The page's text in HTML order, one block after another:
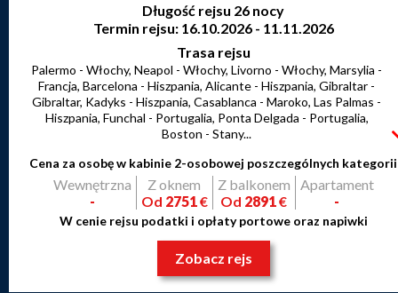
Długość rejsu 26 nocy
Termin rejsu: 16.10.2026 - 11.11.2026
Trasa rejsu
Palermo - Włochy, Neapol - Włochy, Livorno - Włochy, Marsylia -
Francja, Barcelona - Hiszpania, Alicante - Hiszpania, Gibraltar -
Gibraltar, Kadyks - Hiszpania, Casablanca - Maroko, Las Palmas -
Hiszpania, Funchal - Portugalia, Ponta Delgada - Portugalia,
Boston - Stany...
Cena za osobę w kabinie 2-osobowej poszczególnych kategorii
Wewnętrzna
-
Z oknem
Od 2751 €
Z balkonem
Od 2891 €
Apartament
-
W cenie rejsu podatki i opłaty portowe oraz napiwki
Zobacz rejs